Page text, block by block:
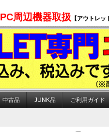
PC周辺機器取扱 【アウトレ
中古品 JUNK品 ご利用ガイド